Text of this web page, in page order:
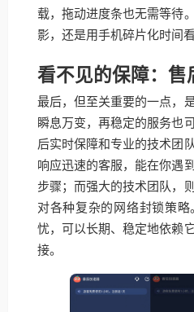
载，拖动进度条也无需等待
影，还是用手机碎片化时间
看不见的保障：售
最后，但至关重要的一点，
瞬息万变，再稳定的服务也
后实时保障和专业的技术团
响应迅速的客服，能在你遇
步骤；而强大的技术团队，
对各种复杂的网络封锁策
忧，可以长期、稳定地依赖
接。